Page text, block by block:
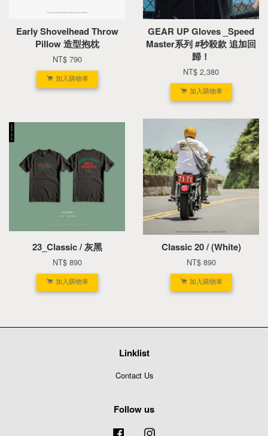
Early Shovelhead Throw
Pillow 造型抱枕
NT$ 790
加入購物車
GEAR UP Gloves _Speed
Master系列 #秒殺款 追加回
歸！
NT$ 2,380
加入購物車
23_Classic / 灰黑
NT$ 890
加入購物車
Classic 20 / (White)
NT$ 890
加入購物車
Linklist
Contact Us
Follow us
Facebook